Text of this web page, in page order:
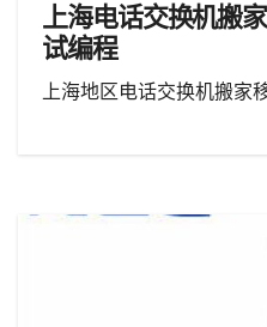
上海电话交换机搬
试编程
上海地区电话交换机搬